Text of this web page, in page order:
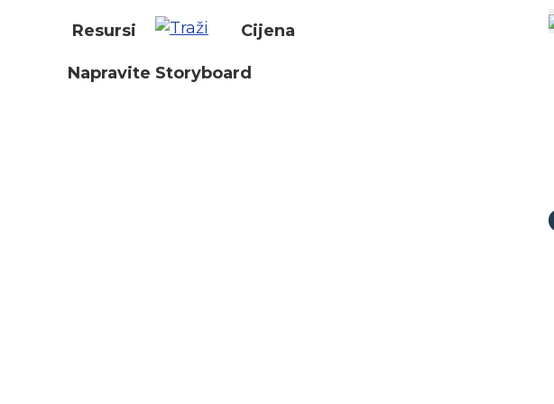
Resursi Cijena
Napravite Storyboard